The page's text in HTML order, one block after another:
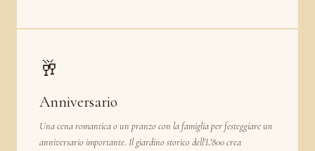
🥂
Anniversario
Una cena romantica o un pranzo con la famiglia per festeggiare un
anniversario importante. Il giardino storico dell'L'800 crea